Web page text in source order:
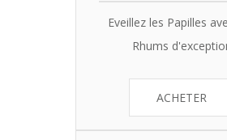
Eveillez les Papilles
Rhums
ACHETER